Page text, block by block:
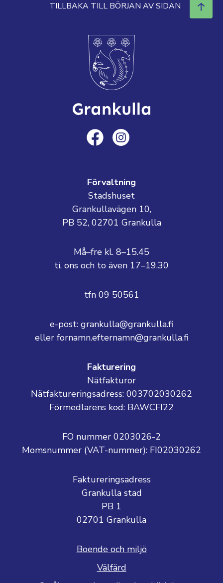
TILLBAKA TILL BÖRJAN AV SIDAN
Förvaltning
Stadshuset
Grankullavägen 10,
PB 52, 02701 Grankulla
Må–fre kl. 8–15.45
ti, ons och to även 17–19.30
tfn 09 50561
e-post: grankulla@grankulla.fi
eller fornamn.efternamn@grankulla.fi
Fakturering
Nätfakturor
Nätfaktureringsadress: 003702030262
Förmedlarens kod: BAWCFI22
FO nummer 0203026-2
Momsnummer (VAT-nummer): FI02030262
Faktureringsadress
Grankulla stad
PB 1
02701 Grankulla
Boende och miljö
Välfärd